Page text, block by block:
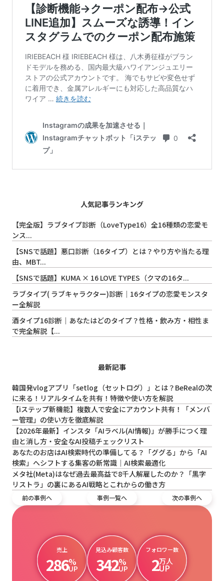
人気記事ランキング
【完全版】ラブタイプ診断（LoveType16）全16種類の恋愛モ
ンス...
【SNSで話題】悪口診断（16タイプ）とは？やり方や当たる理
由、MBT...
【SNSで話題】KUMA × 16 LOVE TYPES（クマの16タ...
ラブタイプ( ラブキャラクター)診断｜16タイプの恋愛モンスタ
ー全解説
酒タイプ16診断｜あなたはどのタイプ？性格・飲み方・相性ま
で完全解説【...
最新記事
韓国発vlogアプリ「setlog（セットログ）」とは？BeRealの次
に来る！リアルタイムを共有！特徴や使い方を解説
【iステップ新機能】複数人で安全にアカウント共有！「メンバ
ー管理」の使い方を徹底解説
【2026年最新】インスタ「AIラベル(AI情報)」が勝手につく理
由と消し方・安全なAI投稿チェックリスト
あなたのお店はAI検索時代の準備してる？「ググる」から「AI
検索」へシフトする集客の新常識｜AI検索最適化
メタ社(Meta)はなぜ過去最高益で8千人解雇したのか？「黒字
リストラ」の裏にあるAI戦略とこれからの働き方
前の事例へ 事例一覧へ 次の事例へ
売上
286%
UP
見込み顧客数
342%
UP
フォロワー数
2万人
UP